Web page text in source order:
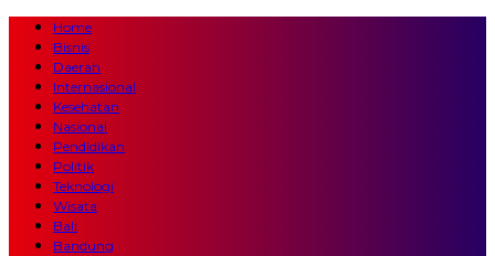
Home
Bisnis
Daerah
Internasional
Kesehatan
Nasional
Pendidikan
Politik
Teknologi
Wisata
Bali
Bandung